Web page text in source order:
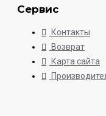
Сервис
Контакты
Возврат
Карта сайта